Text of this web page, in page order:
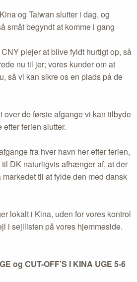
og Taiwan slutter i dag, og
småt begyndt at komme i gang
plejer at blive fyldt hurtigt op, så
nu til jer; vores kunder om at
så vi kan sikre os en plads på de
over de første afgange vi kan tilbyde
ferien slutter.
fra hver havn her efter ferien,
DK naturligvis afhænger af, at der
til at fylde den med dansk
lokalt i Kina, uden for vores kontrol
i sejllisten på vores hjemmeside.
og CUT-OFF’S I KINA UGE 5-6